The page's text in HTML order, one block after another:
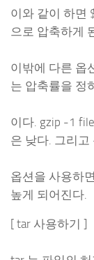
이와 같이 하면
으로 압축하게
이밖에 다른 옵
는 압축률을 정
이다. gzip -1
은 낮다. 그리고
옵션을 사용하
높게 되어진다.
[ tar 사용하기 ]